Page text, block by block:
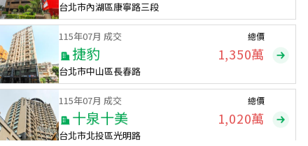
115年07月 成交
捷豹
台北市中山區長春路
總價
1,350萬
115年07月 成交
十泉十美
台北市北投區光明路
總價
1,020萬